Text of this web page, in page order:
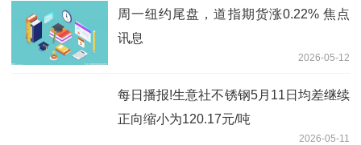
周一纽约尾盘，道指期货涨0.22% 焦点
讯息
2026-05-12
每日播报!生意社不锈钢5月11日均差继续
正向缩小为120.17元/吨
2026-05-11